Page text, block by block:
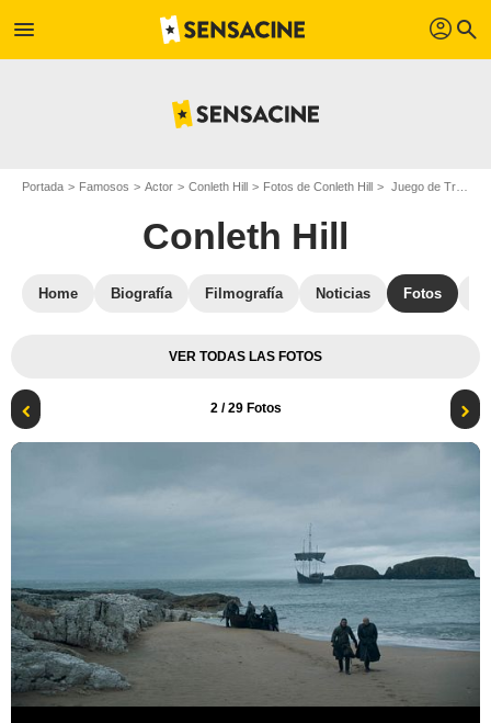
menu profil search
Portada Famosos Actor Conleth Hill Fotos de Conleth Hill Juego de Tronos : Foto Kit Harington, Conleth Hill
Conleth Hill
Home Biografía Filmografía Noticias Fotos
VER TODAS LAS FOTOS
2/ 29 Fotos